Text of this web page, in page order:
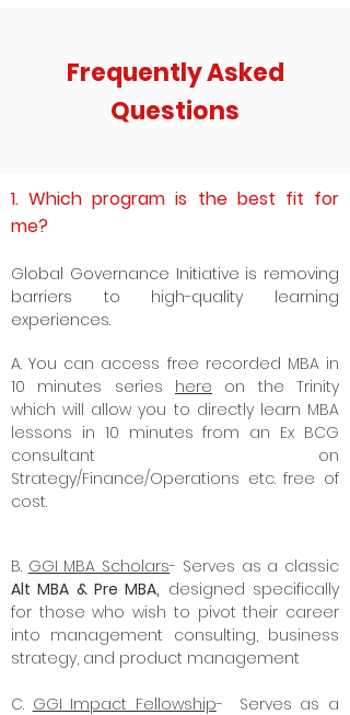
Frequently Asked
Questions
1. Which program is the best fit for
me?
Global Governance Initiative is removing
barriers to high-quality learning
experiences.
A. You can access free recorded MBA in
10 minutes series here on the Trinity
which will allow you to directly learn MBA
lessons in 10 minutes from an Ex BCG
consultant on
Strategy/Finance/Operations etc. free of
cost.
B. GGI MBA Scholars- Serves as a classic
Alt MBA & Pre MBA, designed specifically
for those who wish to pivot their career
into management consulting, business
strategy, and product management
C. GGI Impact Fellowship- Serves as a